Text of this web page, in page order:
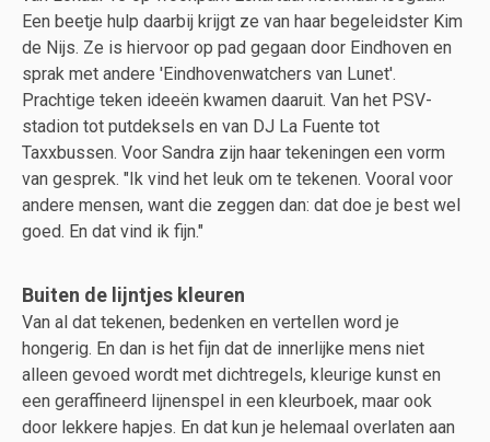
Een beetje hulp daarbij krijgt ze van haar begeleidster Kim
de Nijs. Ze is hiervoor op pad gegaan door Eindhoven en
sprak met andere 'Eindhovenwatchers van Lunet'.
Prachtige teken ideeën kwamen daaruit. Van het PSV-
stadion tot putdeksels en van DJ La Fuente tot
Taxxbussen. Voor Sandra zijn haar tekeningen een vorm
van gesprek. "Ik vind het leuk om te tekenen. Vooral voor
andere mensen, want die zeggen dan: dat doe je best wel
goed. En dat vind ik fijn."
Buiten de lijntjes kleuren
Van al dat tekenen, bedenken en vertellen word je
hongerig. En dan is het fijn dat de innerlijke mens niet
alleen gevoed wordt met dichtregels, kleurige kunst en
een geraffineerd lijnenspel in een kleurboek, maar ook
door lekkere hapjes. En dat kun je helemaal overlaten aan